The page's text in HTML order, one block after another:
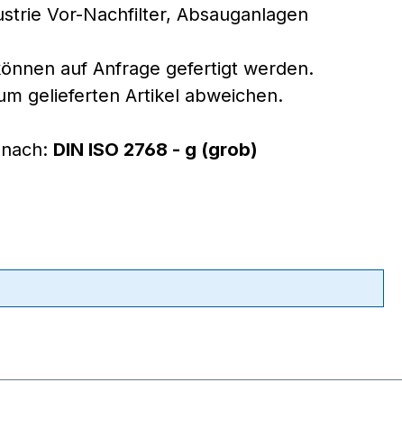
Vor-Nachfilter, Absauganlagen
auf Anfrage gefertigt werden.
gelieferten Artikel abweichen.
DIN ISO 2768 - g (grob)